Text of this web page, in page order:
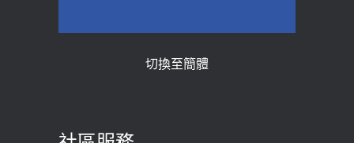
質密度檢查！醫：注意5重點可逆轉
切換至簡體